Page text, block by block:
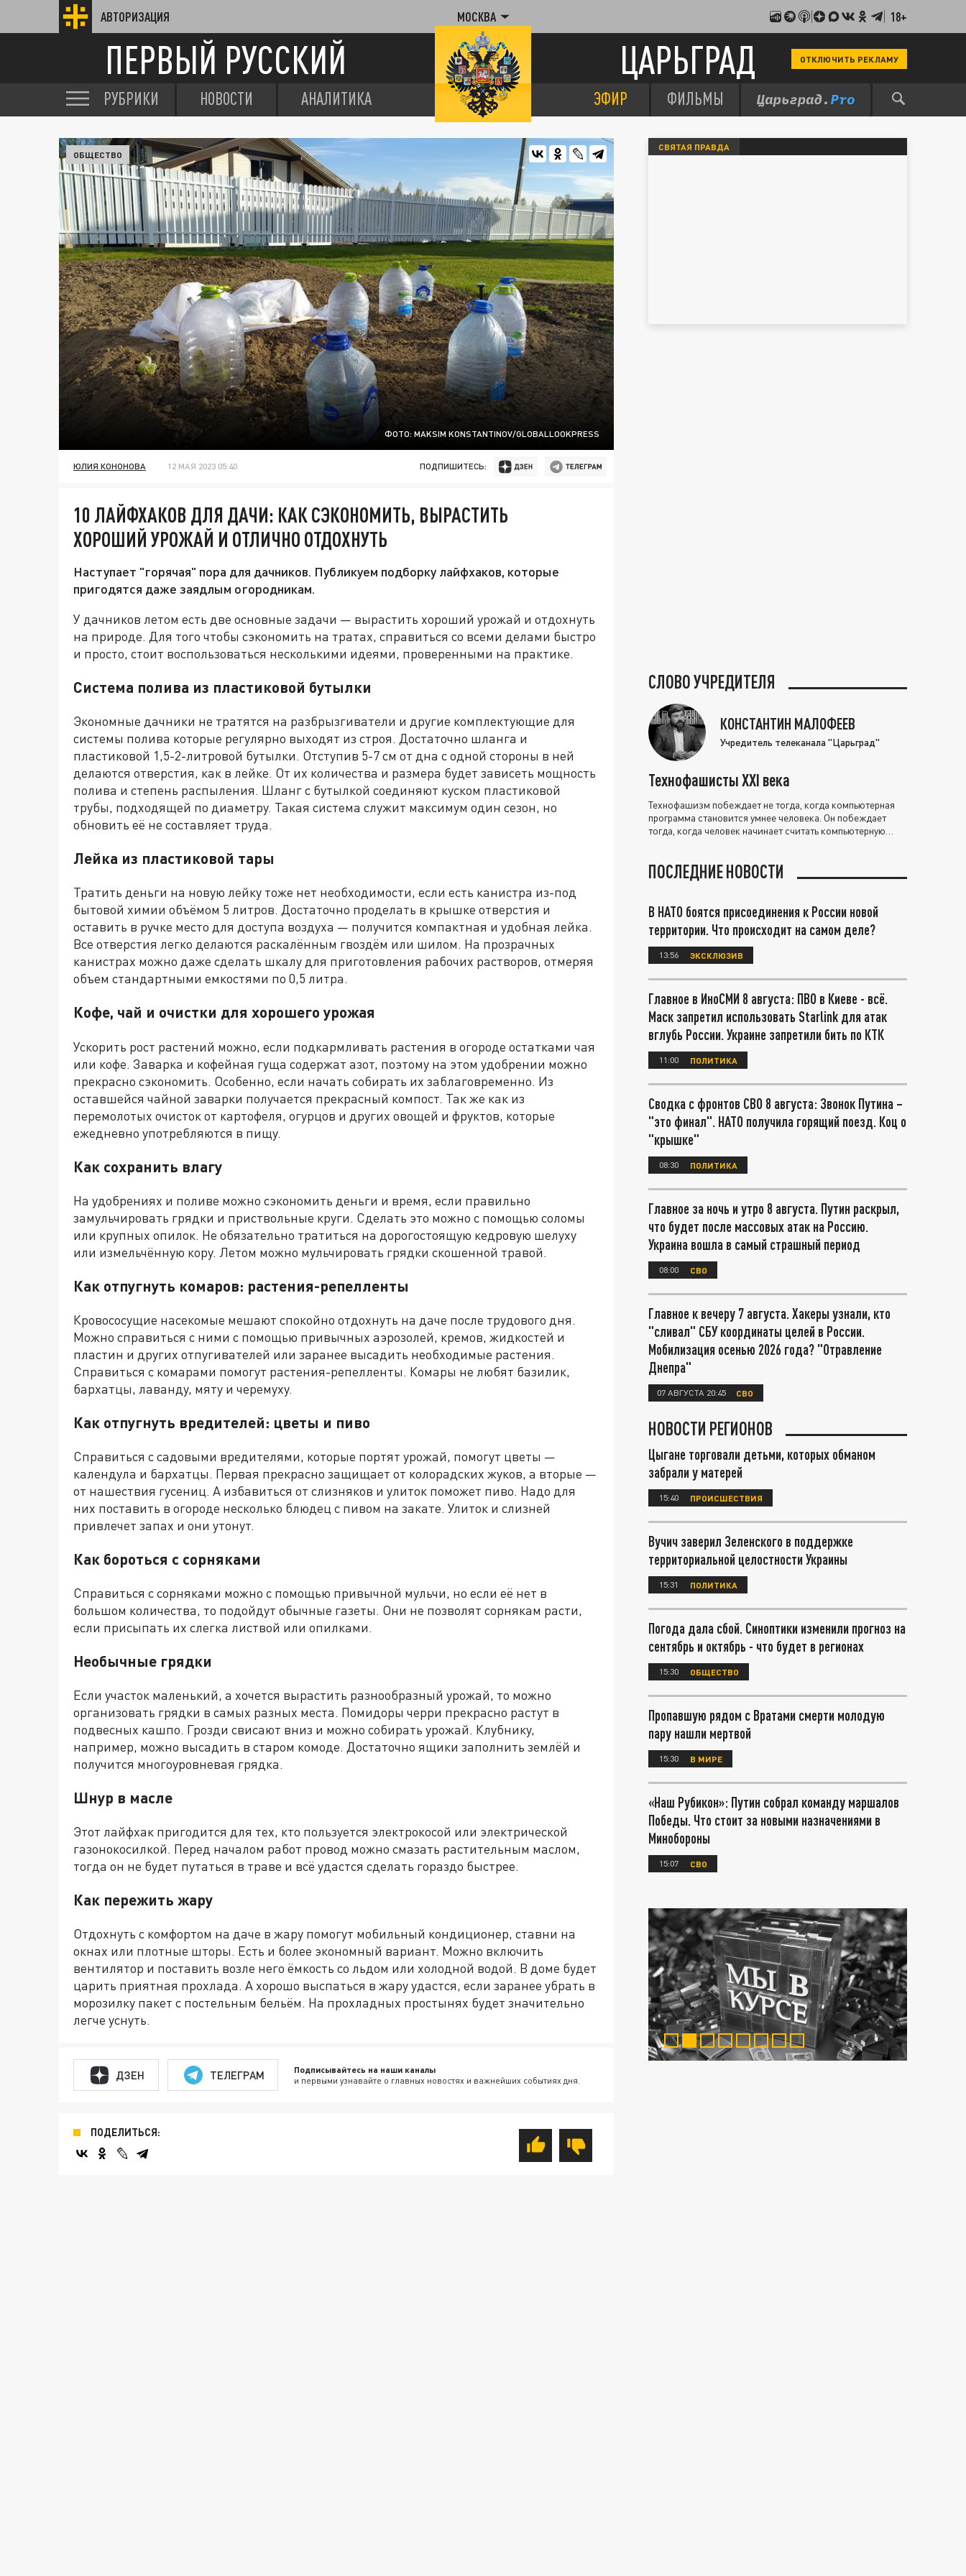
АВТОРИЗАЦИЯ МОСКВА 18+
ПЕРВЫЙ РУССКИЙ ЦАРЬГРАД ОТКЛЮЧИТЬ РЕКЛАМУ
РУБРИКИ НОВОСТИ АНАЛИТИКА ЭФИР ФИЛЬМЫ
ФОТО: MAKSIM KONSTANTINOV/GLOBALLOOKPRESS
ОБЩЕСТВО
ЮЛИЯ КОНОНОВА 12 МАЯ 2023 05:40 ПОДПИШИТЕСЬ:
10 ЛАЙФХАКОВ ДЛЯ ДАЧИ: КАК СЭКОНОМИТЬ, ВЫРАСТИТЬ
ХОРОШИЙ УРОЖАЙ И ОТЛИЧНО ОТДОХНУТЬ
Наступает "горячая" пора для дачников. Публикуем подборку лайфхаков, которые
пригодятся даже заядлым огородникам.
У дачников летом есть две основные задачи — вырастить хороший урожай и отдохнуть
на природе. Для того чтобы сэкономить на тратах, справиться со всеми делами быстро
и просто, стоит воспользоваться несколькими идеями, проверенными на практике.
Система полива из пластиковой бутылки
Экономные дачники не тратятся на разбрызгиватели и другие комплектующие для
системы полива которые регулярно выходят из строя. Достаточно шланга и
пластиковой 1,5-2-литровой бутылки. Отступив 5-7 см от дна с одной стороны в ней
делаются отверстия, как в лейке. От их количества и размера будет зависеть мощность
полива и степень распыления. Шланг с бутылкой соединяют куском пластиковой
трубы, подходящей по диаметру. Такая система служит максимум один сезон, но
обновить её не составляет труда.
Лейка из пластиковой тары
Тратить деньги на новую лейку тоже нет необходимости, если есть канистра из-под
бытовой химии объёмом 5 литров. Достаточно проделать в крышке отверстия и
оставить в ручке место для доступа воздуха — получится компактная и удобная лейка.
Все отверстия легко делаются раскалённым гвоздём или шилом. На прозрачных
канистрах можно даже сделать шкалу для приготовления рабочих растворов, отмеряя
объем стандартными емкостями по 0,5 литра.
Кофе, чай и очистки для хорошего урожая
Ускорить рост растений можно, если подкармливать растения в огороде остатками чая
или кофе. Заварка и кофейная гуща содержат азот, поэтому на этом удобрении можно
прекрасно сэкономить. Особенно, если начать собирать их заблаговременно. Из
оставшейся чайной заварки получается прекрасный компост. Так же как из
перемолотых очисток от картофеля, огурцов и других овощей и фруктов, которые
ежедневно употребляются в пищу.
Как сохранить влагу
На удобрениях и поливе можно сэкономить деньги и время, если правильно
замульчировать грядки и приствольные круги. Сделать это можно с помощью соломы
или крупных опилок. Не обязательно тратиться на дорогостоящую кедровую шелуху
или измельчённую кору. Летом можно мульчировать грядки скошенной травой.
Как отпугнуть комаров: растения-репелленты
Кровососущие насекомые мешают спокойно отдохнуть на даче после трудового дня.
Можно справиться с ними с помощью привычных аэрозолей, кремов, жидкостей и
пластин и других отпугивателей или заранее высадить необходимые растения.
Справиться с комарами помогут растения-репелленты. Комары не любят базилик,
бархатцы, лаванду, мяту и черемуху.
Как отпугнуть вредителей: цветы и пиво
Справиться с садовыми вредителями, которые портят урожай, помогут цветы —
календула и бархатцы. Первая прекрасно защищает от колорадских жуков, а вторые —
от нашествия гусениц. А избавиться от слизняков и улиток поможет пиво. Надо для
них поставить в огороде несколько блюдец с пивом на закате. Улиток и слизней
привлечет запах и они утонут.
Как бороться с сорняками
Справиться с сорняками можно с помощью привычной мульчи, но если её нет в
большом количества, то подойдут обычные газеты. Они не позволят сорнякам расти,
если присыпать их слегка листвой или опилками.
Необычные грядки
Если участок маленький, а хочется вырастить разнообразный урожай, то можно
организовать грядки в самых разных места. Помидоры черри прекрасно растут в
подвесных кашпо. Грозди свисают вниз и можно собирать урожай. Клубнику,
например, можно высадить в старом комоде. Достаточно ящики заполнить землёй и
получится многоуровневая грядка.
Шнур в масле
Этот лайфхак пригодится для тех, кто пользуется электрокосой или электрической
газонокосилкой. Перед началом работ провод можно смазать растительным маслом,
тогда он не будет путаться в траве и всё удастся сделать гораздо быстрее.
Как пережить жару
Отдохнуть с комфортом на даче в жару помогут мобильный кондиционер, ставни на
окнах или плотные шторы. Есть и более экономный вариант. Можно включить
вентилятор и поставить возле него ёмкость со льдом или холодной водой. В доме будет
царить приятная прохлада. А хорошо выспаться в жару удастся, если заранее убрать в
морозилку пакет с постельным бельём. На прохладных простынях будет значительно
легче уснуть.
ДЗЕН ТЕЛЕГРАМ Подписывайтесь на наши каналы
и первыми узнавайте о главных новостях и важнейших событиях дня.
ПОДЕЛИТЬСЯ:
СВЯТАЯ ПРАВДА
СЛОВО УЧРЕДИТЕЛЯ
КОНСТАНТИН МАЛОФЕЕВ
Учредитель телеканала "Царьград"
Технофашисты XXI века
Технофашизм побеждает не тогда, когда компьютерная
программа становится умнее человека. Он побеждает
тогда, когда человек начинает считать компьютерную
ПОСЛЕДНИЕ НОВОСТИ
В НАТО боятся присоединения к России новой
территории. Что происходит на самом деле?
13:56 ЭКСКЛЮЗИВ
Главное в ИноСМИ 8 августа: ПВО в Киеве - всё.
Маск запретил использовать Starlink для атак
вглубь России. Украине запретили бить по КТК
11:00 ПОЛИТИКА
Сводка с фронтов СВО 8 августа: Звонок Путина –
"это финал". НАТО получила горящий поезд. Коц о
"крышке"
08:30 ПОЛИТИКА
Главное за ночь и утро 8 августа. Путин раскрыл,
что будет после массовых атак на Россию.
Украина вошла в самый страшный период
08:00 СВО
Главное к вечеру 7 августа. Хакеры узнали, кто
"сливал" СБУ координаты целей в России.
Мобилизация осенью 2026 года? "Отравление
Днепра"
07 АВГУСТА 20:45 СВО
НОВОСТИ РЕГИОНОВ
Цыгане торговали детьми, которых обманом
забрали у матерей
15:40 ПРОИСШЕСТВИЯ
Вучич заверил Зеленского в поддержке
территориальной целостности Украины
15:31 ПОЛИТИКА
Погода дала сбой. Синоптики изменили прогноз на
сентябрь и октябрь - что будет в регионах
15:30 ОБЩЕСТВО
Пропавшую рядом с Вратами смерти молодую
пару нашли мертвой
15:30 В МИРЕ
«Наш Рубикон»: Путин собрал команду маршалов
Победы. Что стоит за новыми назначениями в
Минобороны
15:07 СВО